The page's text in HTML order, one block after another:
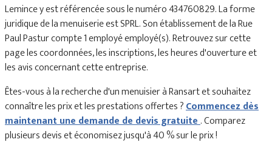
Lemince y est référencée sous le numéro 434760829. La forme
juridique de la menuiserie est SPRL. Son établissement de la Rue
Paul Pastur compte 1 employé employé(s). Retrouvez sur cette
page les coordonnées, les inscriptions, les heures d'ouverture et
les avis concernant cette entreprise.
Êtes-vous à la recherche d'un menuisier à Ransart et souhaitez
connaître les prix et les prestations offertes ?Commencez dès
maintenant une demande de devis gratuite. Comparez
plusieurs devis et économisez jusqu'à 40 % sur le prix !